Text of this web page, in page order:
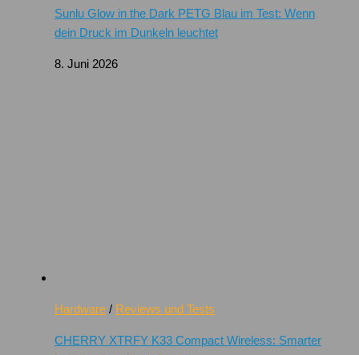
Sunlu Glow in the Dark PETG Blau im Test: Wenn
dein Druck im Dunkeln leuchtet
8. Juni 2026
Hardware / Reviews und Tests
CHERRY XTRFY K33 Compact Wireless: Smarter